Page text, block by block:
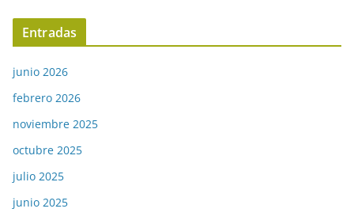
Entradas
junio 2026
febrero 2026
noviembre 2025
octubre 2025
julio 2025
junio 2025